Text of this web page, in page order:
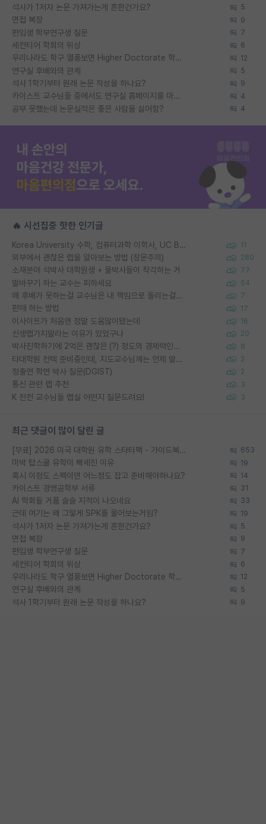
석사가 1저자 논문 가져가는게 흔한건가요? 5
면접 복장 9
편입생 학부연구생 질문 7
세컨티어 학회의 위상 6
우리나라도 학구 열풍보면 Higher Doctorate 학위가 필요하다고 봅니다. 12
연구실 후배와의 관계 5
석사 1학기부터 원래 논문 작성을 하나요? 9
카이스트 교수님들 중에서도 연구실 홈페이지를 마련 안 하신 분들이 계시던데 4
공부 못했는데 논문실적은 좋은 사람을 싫어함? 4
🔥 시선집중 핫한 인기글
Korea University 수학, 컴퓨터과학 이학사, UC Berkeley 산업공학 대학원 공학박사가 되는 것은 쉽지 않겠죠? 11
외부에서 괜찮은 랩을 알아보는 방법 (장문주의) 280
소재분야 석박사 대학원생 + 물박사들이 착각하는 거 77
말바꾸기 하는 교수는 피하세요 54
왜 후배가 못하는걸 교수님은 내 책임으로 돌리는걸까요? 7
편애 하는 방법 17
이사이트가 처음엔 정말 도움많이됐는데 16
신생랩가지말라는 이유가 있었구나 20
박사진학하기에 2억은 괜찮은 (?) 정도의 경제력인가요 8
타대학원 컨텍 준비중인데, 지도교수님께는 언제 말씀드려야 할까요? 2
정출연 학연 박사 질문(DGIST) 2
통신 관련 랩 추천 3
K 전전 교수님들 랩실 어떤지 질문드려요! 3
최근 댓글이 많이 달린 글
[무료] 2026 미국 대학원 유학 스타터팩 - 가이드북 & 합격자 컨택메일 템플릿 653
미박 탑스쿨 유학이 빡세진 이유 19
혹시 이정도 스펙이면 어느정도 잡고 준비해야하나요? 14
카이스트 경영공학부 서류 31
AI 학회들 거품 슬슬 지적이 나오네요 33
근데 여기는 왜 그렇게 SPK를 물어보는거임? 19
석사가 1저자 논문 가져가는게 흔한건가요? 5
면접 복장 9
편입생 학부연구생 질문 7
세컨티어 학회의 위상 6
우리나라도 학구 열풍보면 Higher Doctorate 학위가 필요하다고 봅니다. 12
연구실 후배와의 관계 5
석사 1학기부터 원래 논문 작성을 하나요? 9